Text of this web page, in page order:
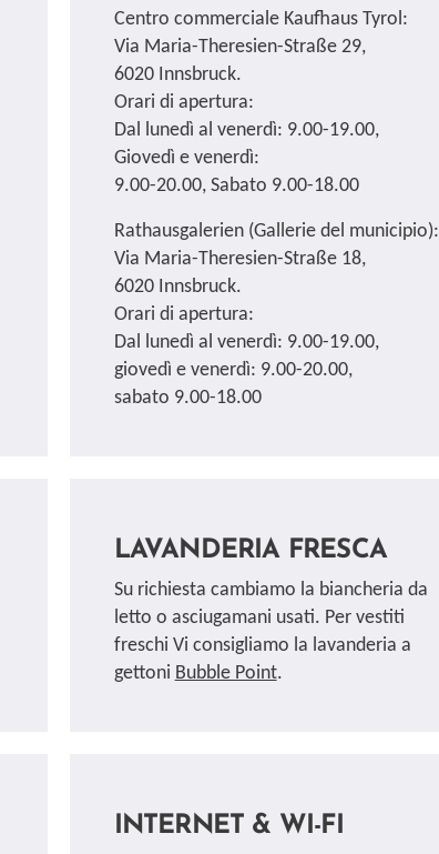
Centro commerciale Kaufhaus Tyrol:
Via Maria-Theresien-Straße 29,
6020 Innsbruck.
Orari di apertura:
Dal lunedì al venerdì: 9.00-19.00,
Giovedì e venerdì:
9.00-20.00, Sabato 9.00-18.00
Rathausgalerien (Gallerie del municipio):
Via Maria-Theresien-Straße 18,
6020 Innsbruck.
Orari di apertura:
Dal lunedì al venerdì: 9.00-19.00,
giovedì e venerdì: 9.00-20.00,
sabato 9.00-18.00
LAVANDERIA FRESCA
Su richiesta cambiamo la biancheria da
letto o asciugamani usati. Per vestiti
freschi Vi consigliamo la lavanderia a
gettoni Bubble Point.
INTERNET & WI-FI